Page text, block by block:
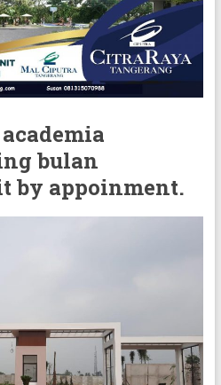
bulan
by appoinment.